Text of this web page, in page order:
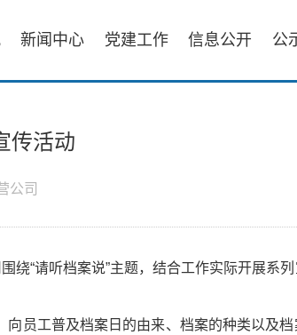
新闻中心 党建工作 信息公开 公
传活动
公司
绕“请听档案说”主题，结合工作实际开展系
向员工普及档案日的由来、档案的种类以及